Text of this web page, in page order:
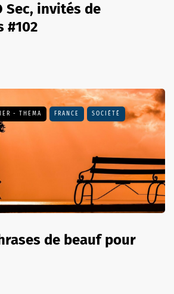
Sec, invités de
#102
- THEMA FRANCE SOCIÉTÉ
de beauf pour